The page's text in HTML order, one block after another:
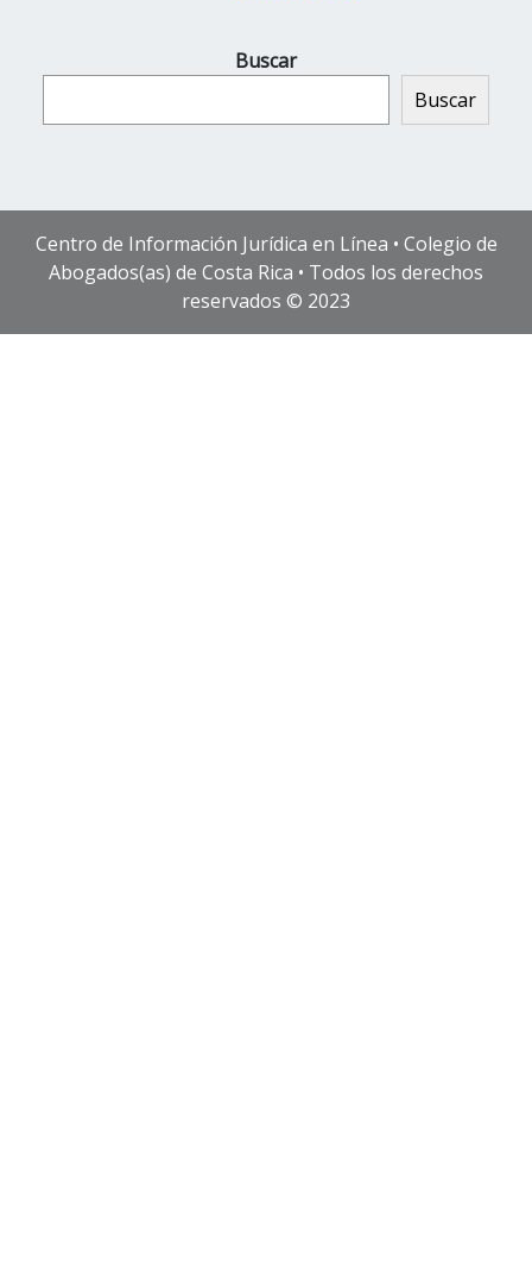
Buscar
Buscar
Centro de Información Jurídica en Línea • Colegio de
Abogados(as) de Costa Rica • Todos los derechos
reservados © 2023